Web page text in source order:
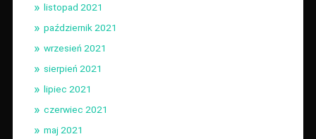
listopad 2021
październik 2021
wrzesień 2021
sierpień 2021
lipiec 2021
czerwiec 2021
maj 2021